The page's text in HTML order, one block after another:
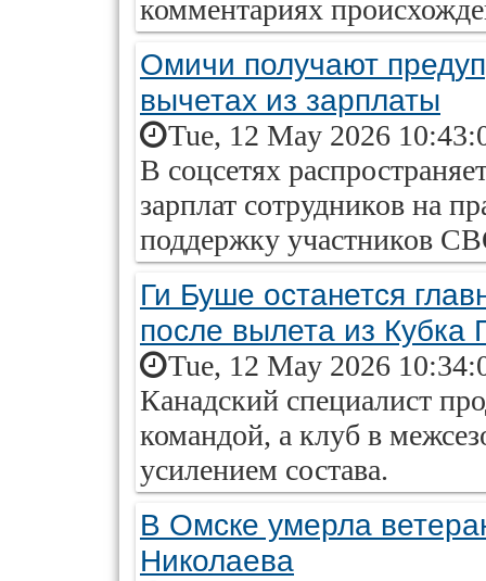
комментариях
Омичи получают
вычетах из зарплаты
Tue, 12 May 2026
В соцсетях
зарплат сотрудников на
поддержку участников
Ги Буше останется
после вылета из Кубка
Tue, 12 May 2026
Канадский специалист
командой, а клуб в
усилением состава.
В Омске умерла
Николаева